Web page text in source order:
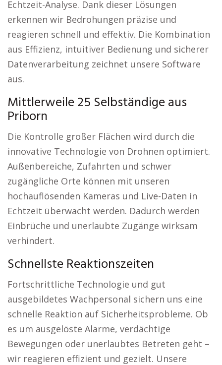
Echtzeit-Analyse. Dank dieser Lösungen
erkennen wir Bedrohungen präzise und
reagieren schnell und effektiv. Die Kombination
aus Effizienz, intuitiver Bedienung und sicherer
Datenverarbeitung zeichnet unsere Software
aus.
Mittlerweile 25 Selbständige aus
Priborn
Die Kontrolle großer Flächen wird durch die
innovative Technologie von Drohnen optimiert.
Außenbereiche, Zufahrten und schwer
zugängliche Orte können mit unseren
hochauflösenden Kameras und Live-Daten in
Echtzeit überwacht werden. Dadurch werden
Einbrüche und unerlaubte Zugänge wirksam
verhindert.
Schnellste Reaktionszeiten
Fortschrittliche Technologie und gut
ausgebildetes Wachpersonal sichern uns eine
schnelle Reaktion auf Sicherheitsprobleme. Ob
es um ausgelöste Alarme, verdächtige
Bewegungen oder unerlaubtes Betreten geht –
wir reagieren effizient und gezielt. Unsere